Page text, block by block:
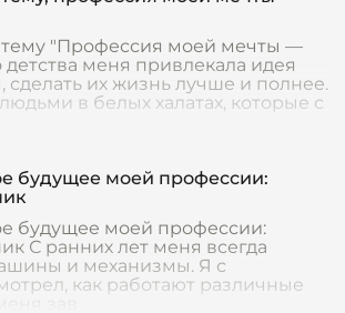
"Профессия моей мечты —
детства меня привлекала идея
их жизнь лучше и полнее.
в белых халатах, которые с
будущее моей профессии:
будущее моей профессии:
С ранних лет меня всегда
и механизмы. Я с
как работают различные